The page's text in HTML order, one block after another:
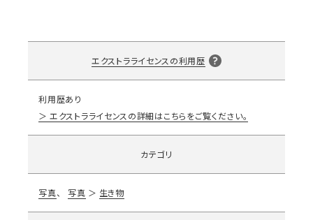
エクストラライセンスの利用歴
利用歴あり
エクストラライセンスの詳細はこちらをご覧ください。
カテゴリ
写真 写真 生き物